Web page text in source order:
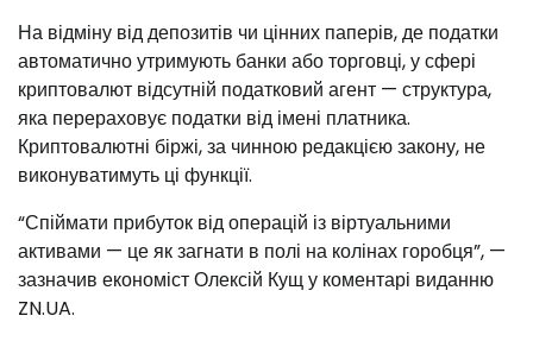
На відміну від депозитів чи цінних паперів, де податки
автоматично утримують банки або торговці, у сфері
криптовалют відсутній податковий агент — структура,
яка перераховує податки від імені платника.
Криптовалютні біржі, за чинною редакцією закону, не
виконуватимуть ці функції.
“Спіймати прибуток від операцій із віртуальними
активами — це як загнати в полі на колінах горобця”, —
зазначив економіст Олексій Кущ у коментарі виданню
ZN.UA.